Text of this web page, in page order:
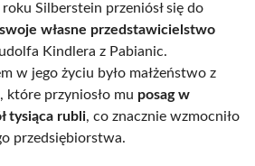
Silberstein przeniósł się do
własne przedstawicielstwo
Kindlera z Pabianic.
w jego życiu było małżeństwo z
które przyniosło mu posag w
tysiąca rubli, co znacznie wzmocniło
przedsiębiorstwa.